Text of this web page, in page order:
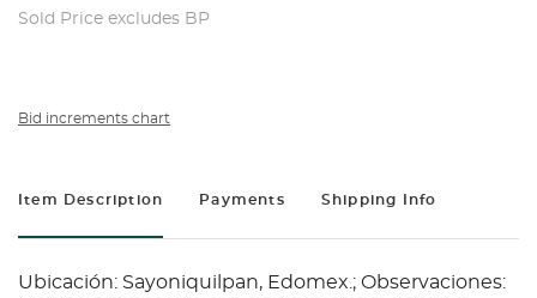
Sold Price excludes BP
Bid increments chart
Item Description Payments Shipping Info
Ubicación: Sayoniquilpan, Edomex.; Observaciones: